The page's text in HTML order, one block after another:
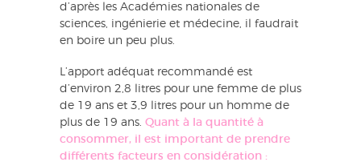
d’après les Académies nationales de
sciences, ingénierie et médecine, il faudrait
en boire un peu plus.
L’apport adéquat recommandé est
d’environ 2,8 litres pour une femme de plus
de 19 ans et 3,9 litres pour un homme de
plus de 19 ans. Quant à la quantité à
consommer, il est important de prendre
différents facteurs en considération :